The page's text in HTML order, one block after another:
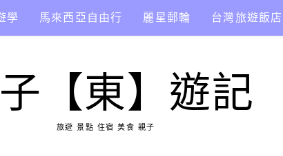
學 馬來西亞自由行 麗星郵輪 台灣旅遊飯店
【東】遊記
旅遊 景點 住宿 美食 親子